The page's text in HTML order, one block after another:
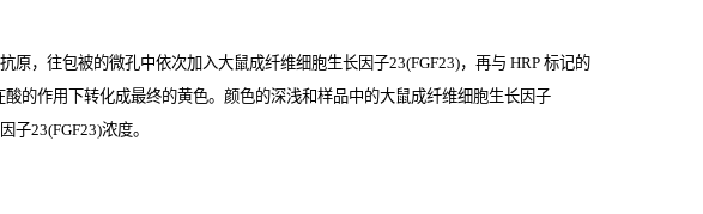
原，往包被的微孔中依次加入大鼠成纤维细胞生长因子23(FGF23)，再与 HRP 标记的
的作用下转化成最终的黄色。颜色的深浅和样品中的大鼠成纤维细胞生长因子
子23(FGF23)浓度。